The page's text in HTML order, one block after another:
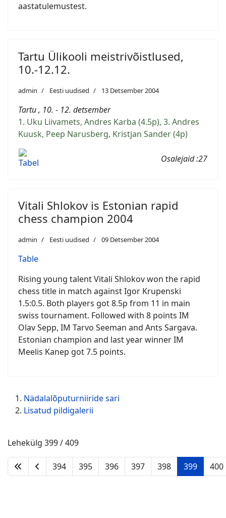
aastatulemustest.
Tartu Ülikooli meistrivõistlused,
10.-12.12.
admin Eesti uudised 13 Detsember 2004
Tartu , 10. - 12. detsember
1. Uku Liivamets, Andres Karba (4.5p), 3. Andres
Kuusk, Peep Narusberg, Kristjan Sander (4p)
Tabel Osalejaid :27
Vitali Shlokov is Estonian rapid
chess champion 2004
admin Eesti uudised 09 Detsember 2004
Table
Rising young talent Vitali Shlokov won the rapid
chess title in match against Igor Krupenski
1.5:0.5. Both players got 8.5p from 11 in main
swiss tournament. Followed with 8 points IM
Olav Sepp, IM Tarvo Seeman and Ants Sargava.
Estonian champion and last year winner IM
Meelis Kanep got 7.5 points.
Nädalalõputurniiride sari
Lisatud pildigalerii
Lehekülg 399 / 409
394 395 396 397 398 399 400